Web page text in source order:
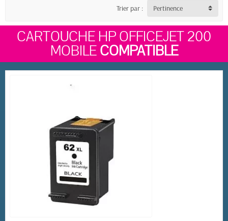
Trier par : Pertinence
CARTOUCHE HP OFFICEJET 200
MOBILECOMPATIBLE